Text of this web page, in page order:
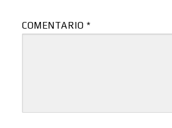
COMENTARIO *